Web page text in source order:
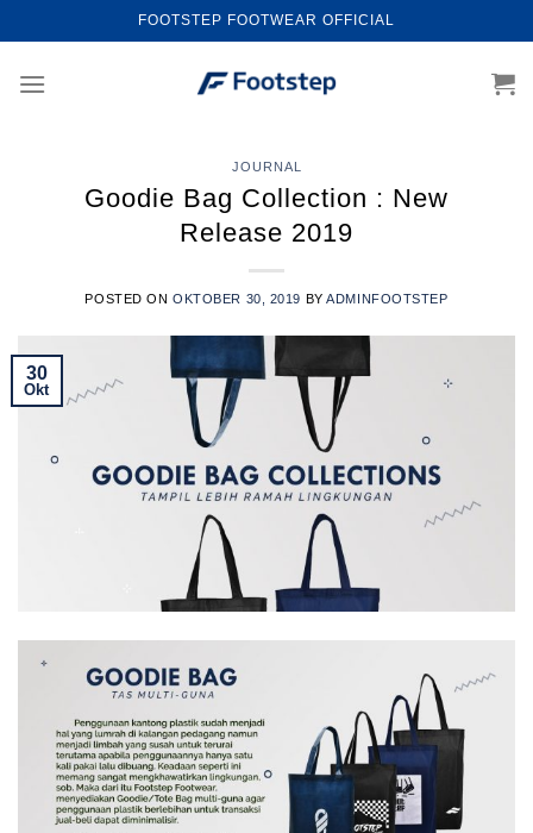
to
content
FOOTSTEP FOOTWEAR OFFICIAL
JOURNAL
Goodie Bag Collection : New
Release 2019
POSTED ONOKTOBER 30, 2019 BYADMINFOOTSTEP
30
Okt